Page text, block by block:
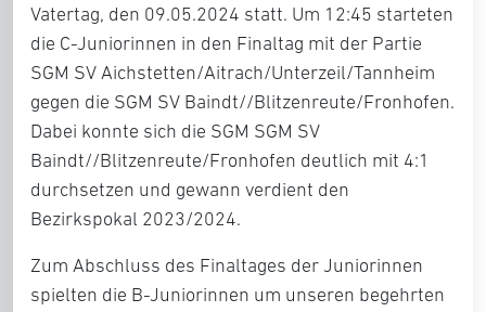
Vatertag, den 09.05.2024 statt. Um 12:45 starteten
die C-Juniorinnen in den Finaltag mit der Partie
SGM SV Aichstetten/Aitrach/Unterzeil/Tannheim
gegen die SGM SV Baindt//Blitzenreute/Fronhofen.
Dabei konnte sich die SGM SGM SV
Baindt//Blitzenreute/Fronhofen deutlich mit 4:1
durchsetzen und gewann verdient den
Bezirkspokal 2023/2024.
Zum Abschluss des Finaltages der Juniorinnen
spielten die B-Juniorinnen um unseren begehrten